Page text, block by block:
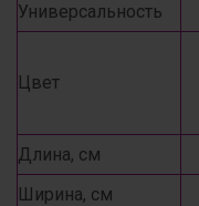
Универсальность
Цвет
Длина, см
Ширина, см